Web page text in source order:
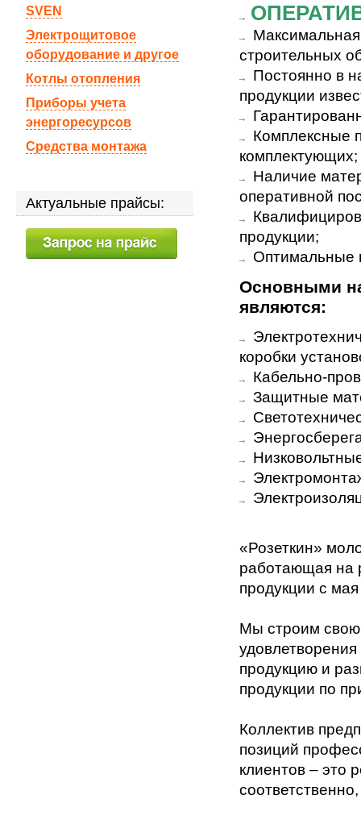
Максимальная
строительных
Постоянно в
продукции
Комплексные
комплектующих;
Наличие
оперативной
продукции;
Оптимальные
Основными
являются:
коробки
Кабельно-
Защитные
«Розеткин»
работающая на
продукции c
Мы строим свою
продукцию и
продукции по
Коллектив
позиций
клиентов – это
SVEN
Электрощитовое
оборудование и другое
Котлы отопления
Приборы учета
энергоресурсов
Средства монтажа
Актуальные прайсы: